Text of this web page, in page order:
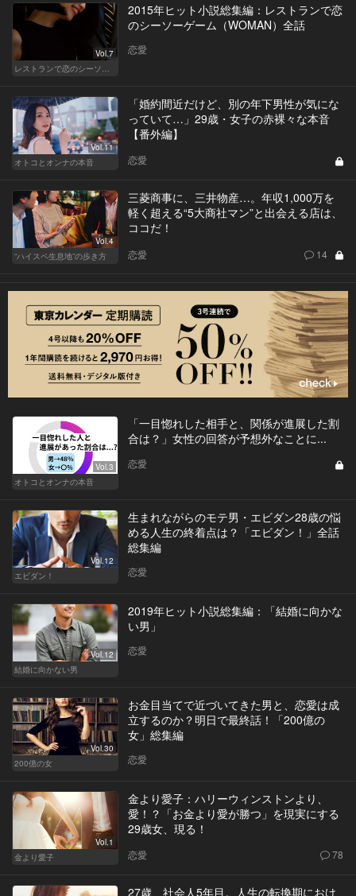
Vol.7
レストランで恋のシーソーゲーム（WOMAN）
2015年ヒット小説総集編：レストランで恋
のシーソーゲーム（WOMAN）全話
恋愛
Vol.11
オトコとオンナの本音
「婚約間近だけど、別の年下男性が気にな
っていて…」29歳・女子の赤裸々な本音
【番外編】
恋愛
Vol.4
“ハイスペ生息地”の歩き方
三菱商事に、三井物産…。年収1,000万を
軽く超える“5大商社マン”と出会える店は、
ココだ！
恋愛 14
Vol.3
オトコとオンナの本音
「一目惚れした相手と、関係が進展した割
合は？」女性の回答が予想外なことに...
恋愛
Vol.12
エビダン！
生まれながらのモテ男・エビダン28歳の悩
める人生の終着点は？「エビダン！」全話
総集編
恋愛
Vol.12
結婚に向かない男
2019年ヒット小説総集編：「結婚に向かな
い男」
恋愛
Vol.30
200億の女
お金目当てで近づいてきた男と、恋愛は成
立するのか？明日で最終話！「200億の
女」総集編
恋愛
Vol.1
金より愛子
金より愛子：ハリーウィンストンより、
愛！？「お金より愛が勝つ」を現実にする
29歳女、現る！
恋愛 78
27歳、社会人5年目。人生の転換期におけ